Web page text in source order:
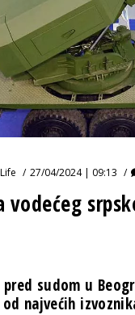
27/04/2024 | 09:13
vodećeg
pred sudom u
od najvećih